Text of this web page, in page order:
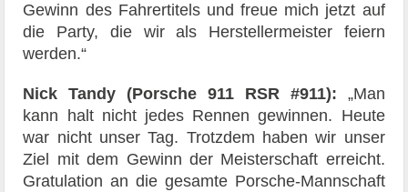
Gewinn des Fahrertitels und freue mich jetzt auf
die Party, die wir als Herstellermeister feiern
werden.“
Nick Tandy (Porsche 911 RSR #911): „Man
kann halt nicht jedes Rennen gewinnen. Heute
war nicht unser Tag. Trotzdem haben wir unser
Ziel mit dem Gewinn der Meisterschaft erreicht.
Gratulation an die gesamte Porsche-Mannschaft